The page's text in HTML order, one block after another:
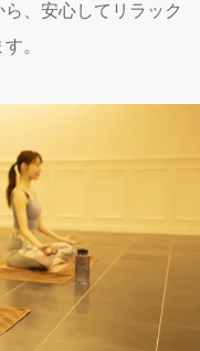
、安心してリラック
。